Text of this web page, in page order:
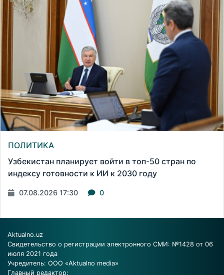
ПОЛИТИКА
Узбекистан планирует войти в топ-50 стран по
индексу готовности к ИИ к 2030 году
07.08.2026 17:30 0
Aktualno.uz
Свидетельство о регистрации электронного СМИ: №1428 от 06
июля 2021 года
Учредитель: ООО «Aktualno media»
Главный редактор: